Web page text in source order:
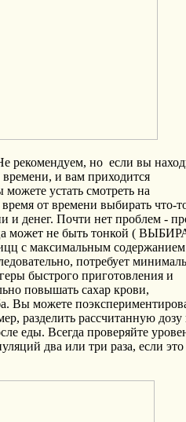
но если вы
и вам приходится
можете устать смотреть на
время от времени выбирать что-
и денег. Почти нет проблем -
может не быть тонкой (
с максимальным содержанием
потребует
быстрого приготовления и
повышать сахар крови,
можете
разделить рассчитанную дозу
еды. Всегда проверяйте
два или три раза, если это